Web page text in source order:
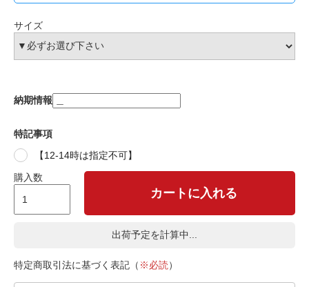
サイズ
納期情報
特記事項
【12-14時は指定不可】
購入数
カートに入れる
出荷予定を計算中...
特定商取引法に基づく表記（ ※必読）